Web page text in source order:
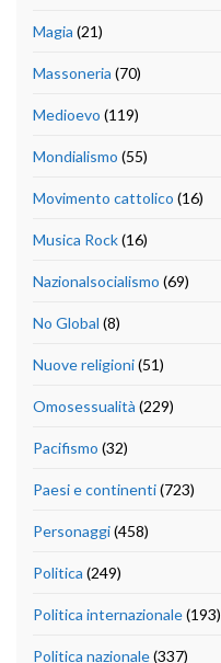
Magia (21)
Massoneria (70)
Medioevo (119)
Mondialismo (55)
Movimento cattolico (16)
Musica Rock(16)
Nazionalsocialismo (69)
No Global (8)
Nuove religioni(51)
Omosessualità (229)
Pacifismo (32)
Paesi e continenti(723)
Personaggi(458)
Politica (249)
Politica internazionale(193)
Politica nazionale(337)